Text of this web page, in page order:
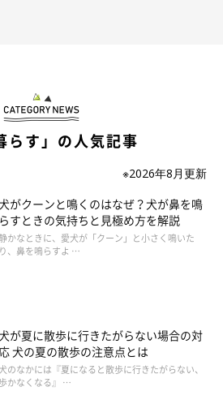
らす」の人気記事
※2026年8月更新
がクーンと鳴くのはなぜ？犬が鼻を鳴
らすときの気持ちと見極め方を解説
かなときに、愛犬が「クーン」と小さく鳴いた
り、鼻を鳴らすよ …
が夏に散歩に行きたがらない場合の対
応 犬の夏の散歩の注意点とは
犬のなかには『夏になると散歩に行きたがらない、
歩かなくなる』 …